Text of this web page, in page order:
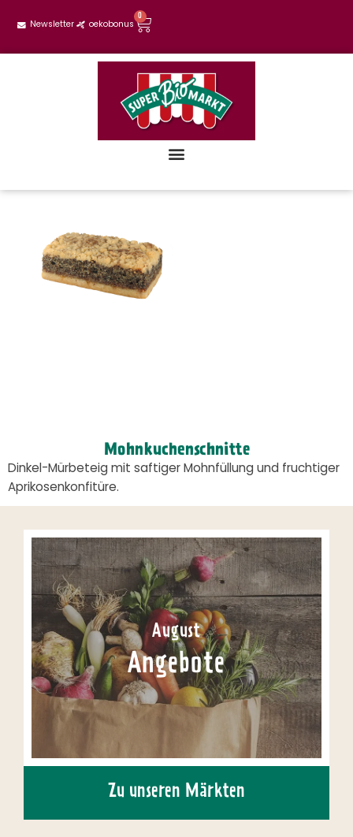
Newsletter oekobonus
0
Mohnkuchenschnitte
Dinkel-Mürbeteig mit saftiger Mohnfüllung und fruchtiger
Aprikosenkonfitüre.
August
Angebote
Zu unseren Märkten